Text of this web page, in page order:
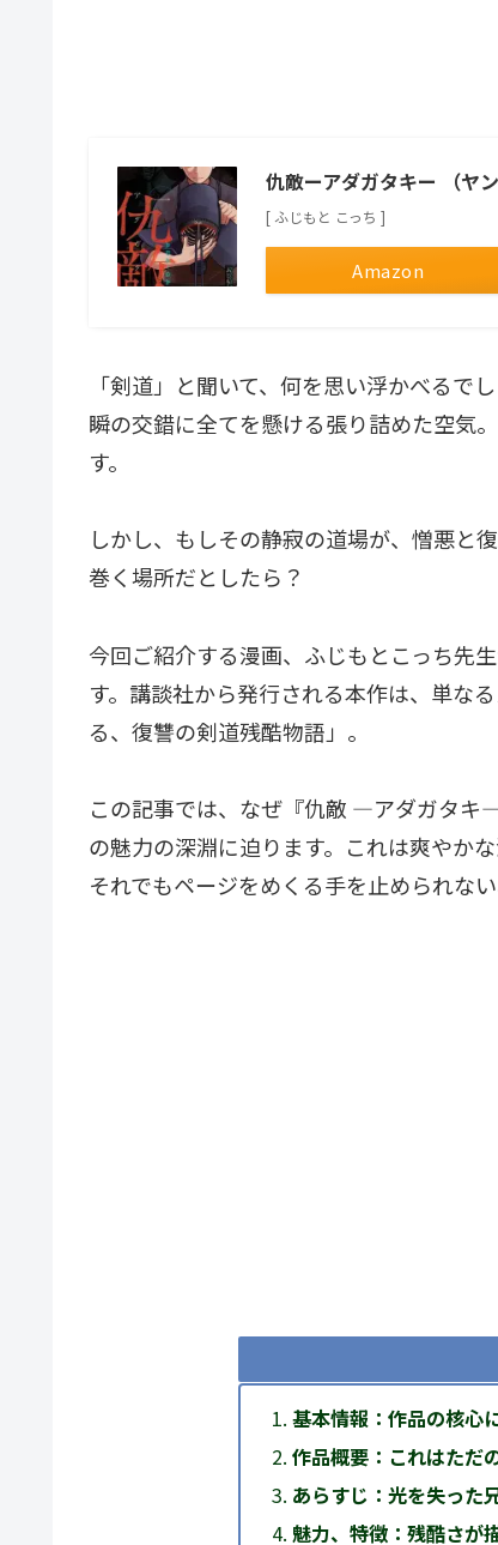
仇敵ーアダガタキー （ヤ
[ ふじもと こっち ]
Amazon
「剣道」と聞いて、何を思い浮かべるで
瞬の交錯に全てを懸ける張り詰めた空気
す。
しかし、もしその静寂の道場が、憎悪と
巻く場所だとしたら？
今回ご紹介する漫画、ふじもとこっち
す。講談社から発行される本作は、単な
る、復讐の剣道残酷物語」。
この記事では、なぜ『仇敵 ―アダガタキ
の魅力の深淵に迫ります。これは爽やか
それでもページをめくる手を止められな
基本情報：作品の核心
作品概要：これはただ
あらすじ：光を失った
魅力、特徴：残酷さが